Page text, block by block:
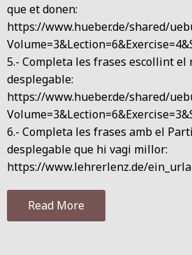
que et donen:
https://www.hueber.de/shared/
5.- Completa les frases escollint
desplegable:
https://www.hueber.de/shared/
6.- Completa les frases amb el
desplegable que hi vagi millor:
https://www.lehrerlenz.de/
Read More